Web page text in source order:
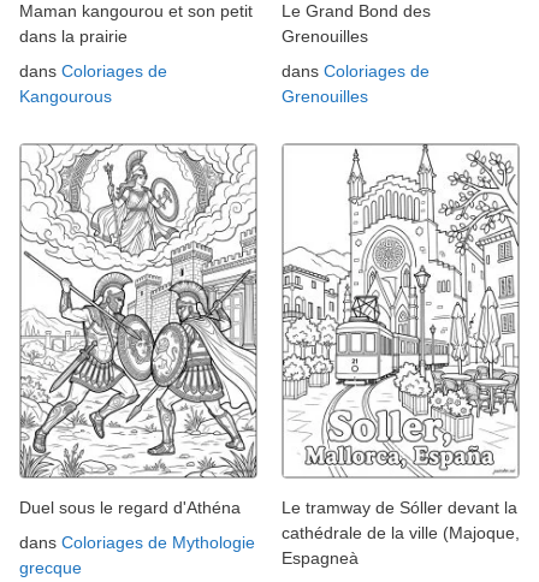
Maman kangourou et son petit
dans la prairie
dans Coloriages de
Kangourous
Le Grand Bond des
Grenouilles
dans Coloriages de
Grenouilles
Duel sous le regard d'Athéna
dans Coloriages de Mythologie
grecque
Le tramway de Sóller devant la
cathédrale de la ville (Majoque,
Espagneà